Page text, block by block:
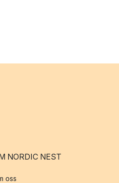
NORDIC NEST
oss